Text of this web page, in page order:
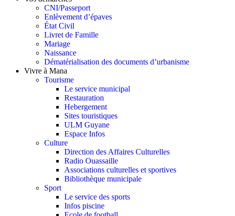
CNI/Passeport
Enlèvement d’épaves
État Civil
Livret de Famille
Mariage
Naissance
Dématérialisation des documents d’urbanisme
Vivre à Mana
Tourisme
Le service municipal
Restauration
Hebergement
Sites touristiques
ULM Guyane
Espace Infos
Culture
Direction des Affaires Culturelles
Radio Ouassaille
Associations culturelles et sportives
Bibliothèque municipale
Sport
Le service des sports
Infos piscine